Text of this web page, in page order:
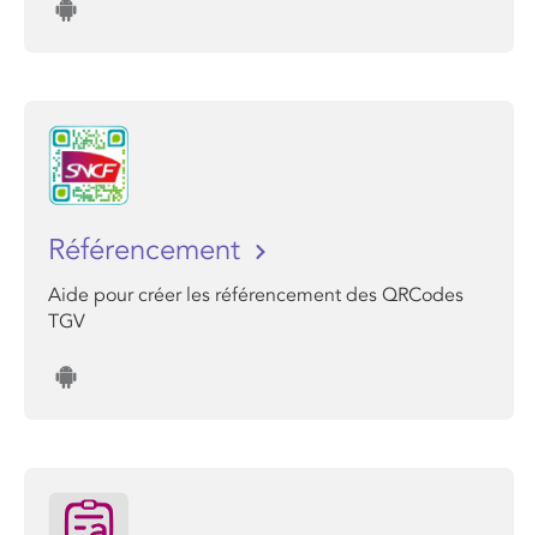
Référencement
Aide pour créer les référencement des QRCodes
TGV